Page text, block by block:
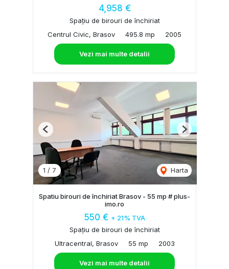
4,958 €
Spațiu de birouri de închiriat
Centrul Civic, Brasov
495.8 mp 2005
Vezi mai multe detalii
1 / 7 Harta
Previous Next
Spatiu birouri de închiriat Brasov - 55 mp # plus-
imo.ro
550 € + 21% TVA
Spațiu de birouri de închiriat
Ultracentral, Brasov
55 mp 2003
Vezi mai multe detalii